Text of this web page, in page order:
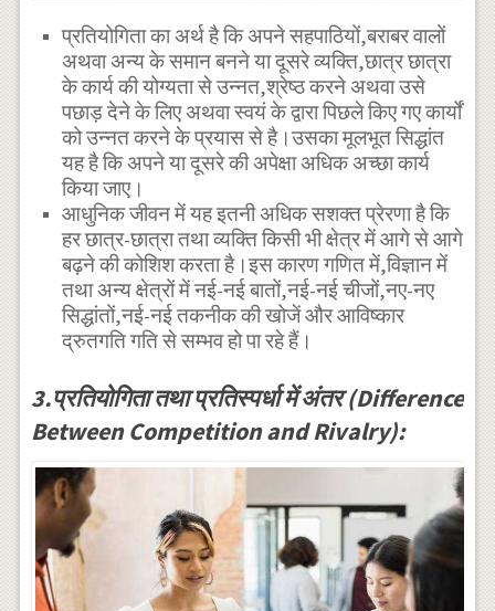
प्रतियोगिता का अर्थ है कि अपने सहपाठियों,बराबर वालों
अथवा अन्य के समान बनने या दूसरे व्यक्ति,छात्र छात्रा
के कार्य की योग्यता से उन्नत,श्रेष्ठ करने अथवा उसे
पछाड़ देने के लिए अथवा स्वयं के द्वारा पिछले किए गए कार्यों
को उन्नत करने के प्रयास से है।उसका मूलभूत सिद्धांत
यह है कि अपने या दूसरे की अपेक्षा अधिक अच्छा कार्य
किया जाए।
आधुनिक जीवन में यह इतनी अधिक सशक्त प्रेरणा है कि
हर छात्र-छात्रा तथा व्यक्ति किसी भी क्षेत्र में आगे से आगे
बढ़ने की कोशिश करता है।इस कारण गणित में,विज्ञान में
तथा अन्य क्षेत्रों में नई-नई बातों,नई-नई चीजों,नए-नए
सिद्धांतों,नई-नई तकनीक की खोजें और आविष्कार
द्रुतगति गति से सम्भव हो पा रहे हैं।
3.प्रतियोगिता तथा प्रतिस्पर्धा में अंतर (Difference
Between Competition and Rivalry):